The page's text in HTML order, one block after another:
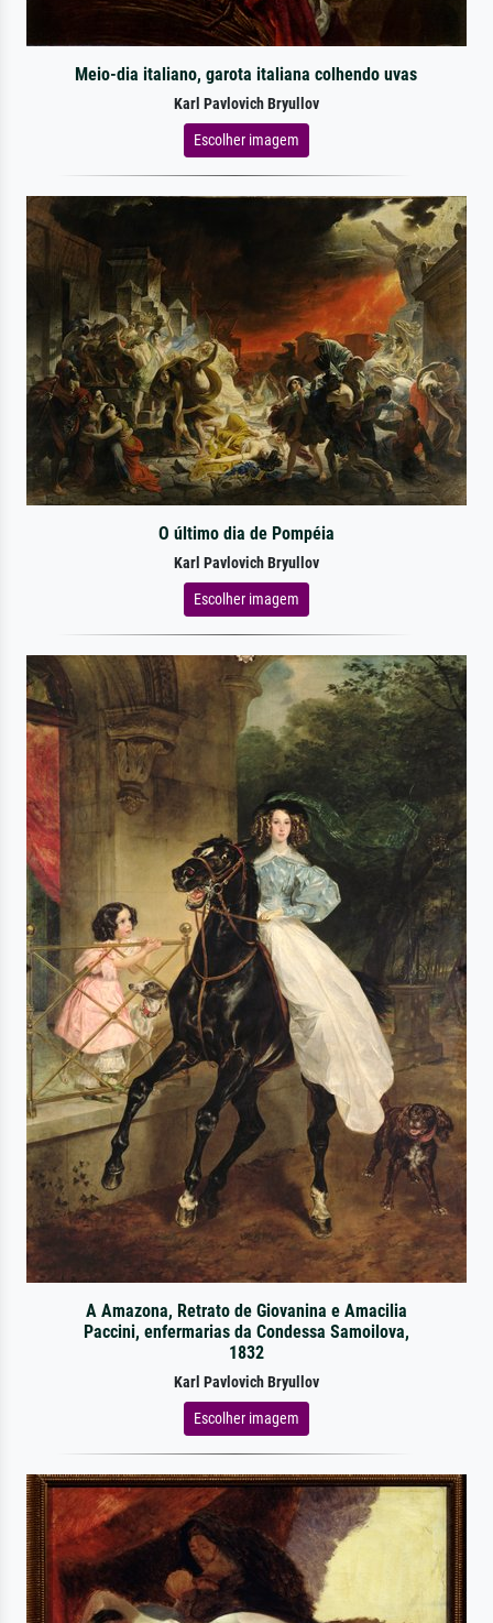
Meio-dia italiano, garota italiana colhendo uvas
Karl Pavlovich Bryullov
Escolher imagem
O último dia de Pompéia
Karl Pavlovich Bryullov
Escolher imagem
A Amazona, Retrato de Giovanina e Amacilia
Paccini, enfermarias da Condessa Samoilova,
1832
Karl Pavlovich Bryullov
Escolher imagem